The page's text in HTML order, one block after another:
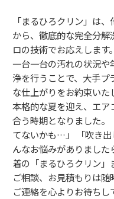
「まるひろクリン」は、
から、 徹底的な完全分解
ロの技術でお応えします。
一台一台の汚れの状況
浄を行うことで、 大手プ
な仕上がりをお約束いた
本格的な夏を迎え、 エア
合う時期となりました。
てないかも…」 「吹き出
んなお悩みがありました
着の「まるひろクリン」
ご相談、お見積もりは
ご連絡を心よりお待ちし